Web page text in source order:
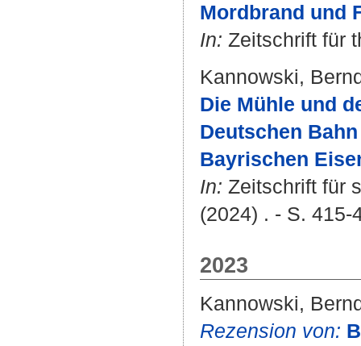
Mordbrand und
In: Zeitschrift für
Kannowski,
Die Mühle und
Deutschen
Bayrischen
In: Zeitschrift für
(2024) . - S. 415-
2023
Kannowski,
Rezension von: